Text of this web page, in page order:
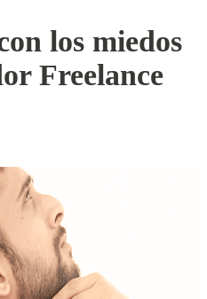
los miedos
Freelance